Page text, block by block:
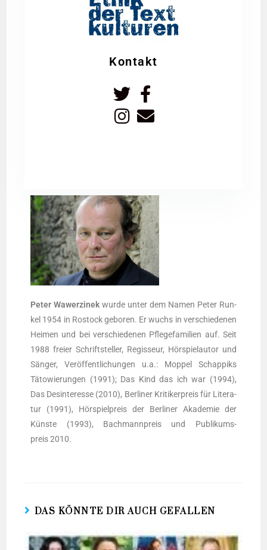
Kontakt
Peter Wawer­zi­nek wur­de unter dem Namen Peter Run­
kel 1954 in Ros­tock gebo­ren. Er wuchs in ver­schie­de­nen
Hei­men und bei ver­schie­de­nen Pfle­ge­fa­mi­li­en auf. Seit
1988 frei­er Schrift­stel­ler, Regis­seur, Hör­spiel­au­tor und
Sän­ger, Ver­öf­fent­li­chun­gen u.a.: Mop­pel Schap­piks
Täto­wie­run­gen (1991); Das Kind das ich war (1994),
Das Des­in­ter­es­se (2010), Ber­li­ner Kri­ti­ker­preis für Lite­ra­
tur (1991), Hör­spiel­preis der Ber­li­ner Aka­de­mie der
Küns­te (1993), Bach­mann­preis und Publi­kums­
preis 2010.
DAS KÖNNTE DIR AUCH GEFALLEN